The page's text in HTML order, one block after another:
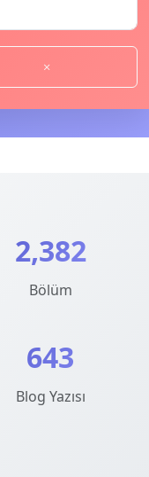
2,382
Bölüm
643
Blog Yazısı